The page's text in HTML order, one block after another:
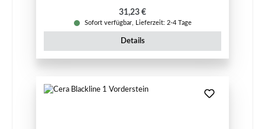
Regulärer Preis:
31,23 €
Sofort verfügbar, Lieferzeit: 2-4 Tage
Details